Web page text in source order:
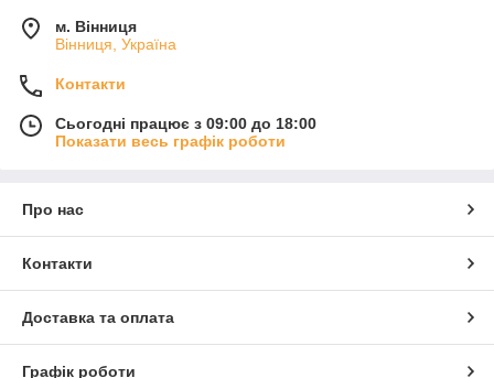
м. Вінниця
Вінниця, Україна
Контакти
Сьогодні працює з 09:00 до 18:00
Показати весь графік роботи
Про нас
Контакти
Доставка та оплата
Графік роботи